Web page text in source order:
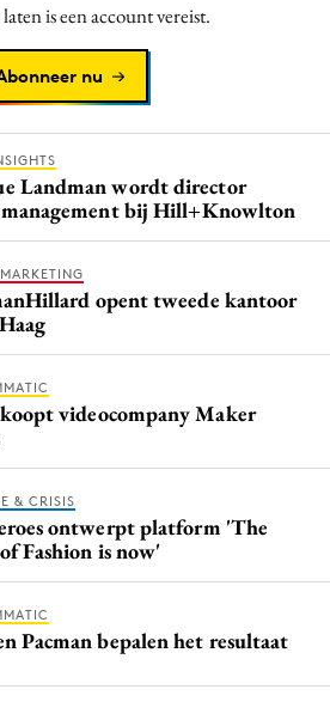
is een account vereist.
nu
Landman wordt director
bij Hill+Knowlton
opent tweede kantoor
videocompany Maker
& CRISIS
ontwerpt platform 'The
Fashion is now'
Pacman bepalen het resultaat